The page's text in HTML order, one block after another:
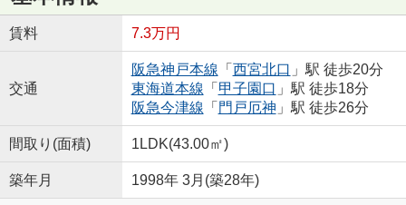
賃料 7.3万円
交通
阪急神戸本線 「 西宮北口 」駅 徒歩20分
東海道本線 「 甲子園口 」駅 徒歩18分
阪急今津線 「 門戸厄神 」駅 徒歩26分
間取り(面積) 1LDK(43.00㎡)
築年月 1998年 3月(築28年)